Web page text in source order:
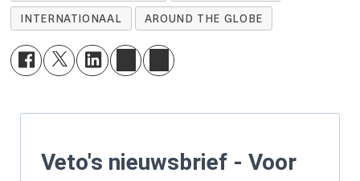
INTERNATIONAAL AROUND THE GLOBE
Veto's nieuwsbrief - Voor